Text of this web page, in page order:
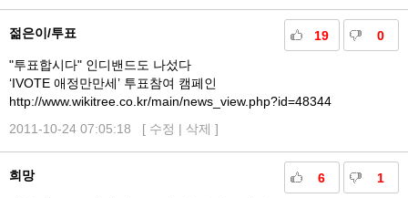
19 0
젊은이/투표
"투표합시다" 인디밴드도 나섰다
‘IVOTE 애정만만세’ 투표참여 캠페인
http://www.wikitree.co.kr/main/news_view.php?id=48344
2011-10-24 07:05:18 [ 수정 | 삭제 ]
6 1
희망